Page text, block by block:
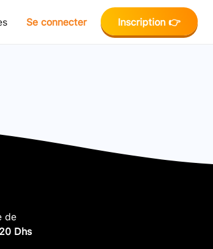
Se connecter Inscription 👉
de
Dhs